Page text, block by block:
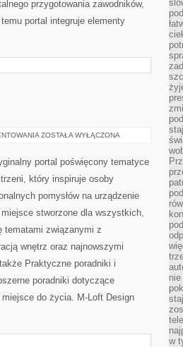
przygotowania zawodników,
portal integruje elementy
MEBLE
ZOSTAŁA WYŁĄCZONA
portal poświęcony tematyce
który inspiruje osoby
pomysłów na urządzenie
stworzone dla wszystkich,
tematami związanymi z
wnętrz oraz najnowszymi
Praktyczne poradniki i
poradniki dotyczące
do życia. M-Loft Design
w